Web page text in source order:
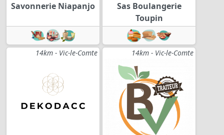
Savonnerie Niapanjo
Sas Boulangerie
Toupin
14km - Vic-le-Comte 14km - Vic-le-Comte